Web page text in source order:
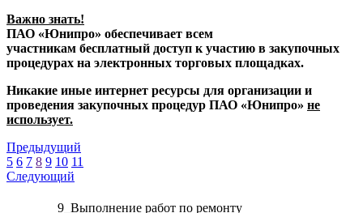
Важно знать!
ПАО «Юнипро» обеспечивает всем
участникам бесплатный доступ к участию в закупочных
процедурах на электронных торговых площадках.
Никакие иные интернет ресурсы для организации и
проведения закупочных процедур ПАО «Юнипро» не
использует.
Предыдущий
5 6 7 8 9 10 11
Следующий
9_Выполнение работ по ремонту